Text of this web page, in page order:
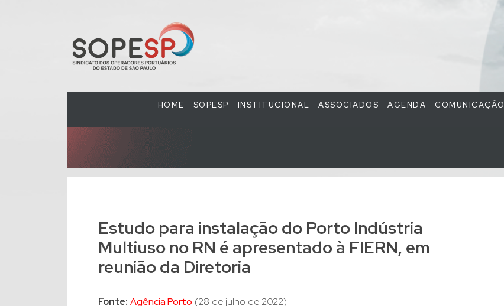
HOME SOPESP INSTITUCIONAL ASSOCIADOS AGENDA COMUNICAÇÃO
Estudo para instalação do Porto Indústria
Multiuso no RN é apresentado à FIERN, em
reunião da Diretoria
Fonte: Agência Porto (28 de julho de 2022)